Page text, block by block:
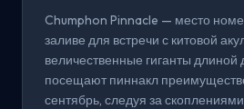
Chumphon Pinnacle — место
заливе для встречи с китовой
величественные гиганты длиной
посещают пиннакл
сентябрь, следуя за